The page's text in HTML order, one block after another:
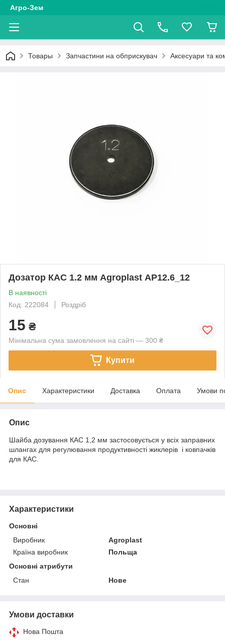
Агро-Зем
Товары Запчастини на обприскувач Аксесуари та
Дозатор КАС 1.2 мм Agroplast AP12.6_12
В наявності
Код: 222084
Роздріб
15 ₴
Мінімальна сума замовлення на сайті — 300 ₴
Купити
Опис Характеристики Доставка Оплата Умови
Опис
Шайба дозування КАС 1,2 мм застосовується у всіх заправних
шлангах для регулювання продуктивності жиклерів і ковпачків
для КАС.
Характеристики
Основні
Виробник
Agroplast
Країна виробник
Польща
Основні атрибути
Стан
Нове
Умови доставки
Нова Пошта